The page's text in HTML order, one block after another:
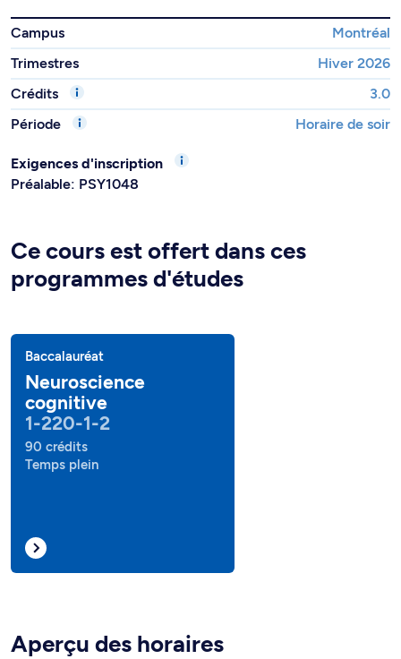
Campus
Montréal
Trimestres
Hiver 2026
Crédits
3.0
Période
Horaire de soir
Exigences d'inscription
Préalable: PSY1048
Ce cours est offert dans ces
programmes d'études
Baccalauréat
Neuroscience
cognitive
1-220-1-2
90 crédits
Temps plein
Aperçu des horaires